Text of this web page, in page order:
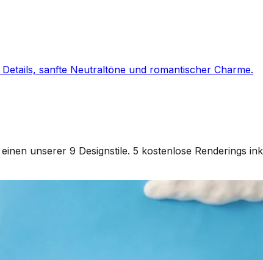
sanfte Neutraltöne und romantischer Charme.
unserer 9 Designstile. 5 kostenlose Renderings